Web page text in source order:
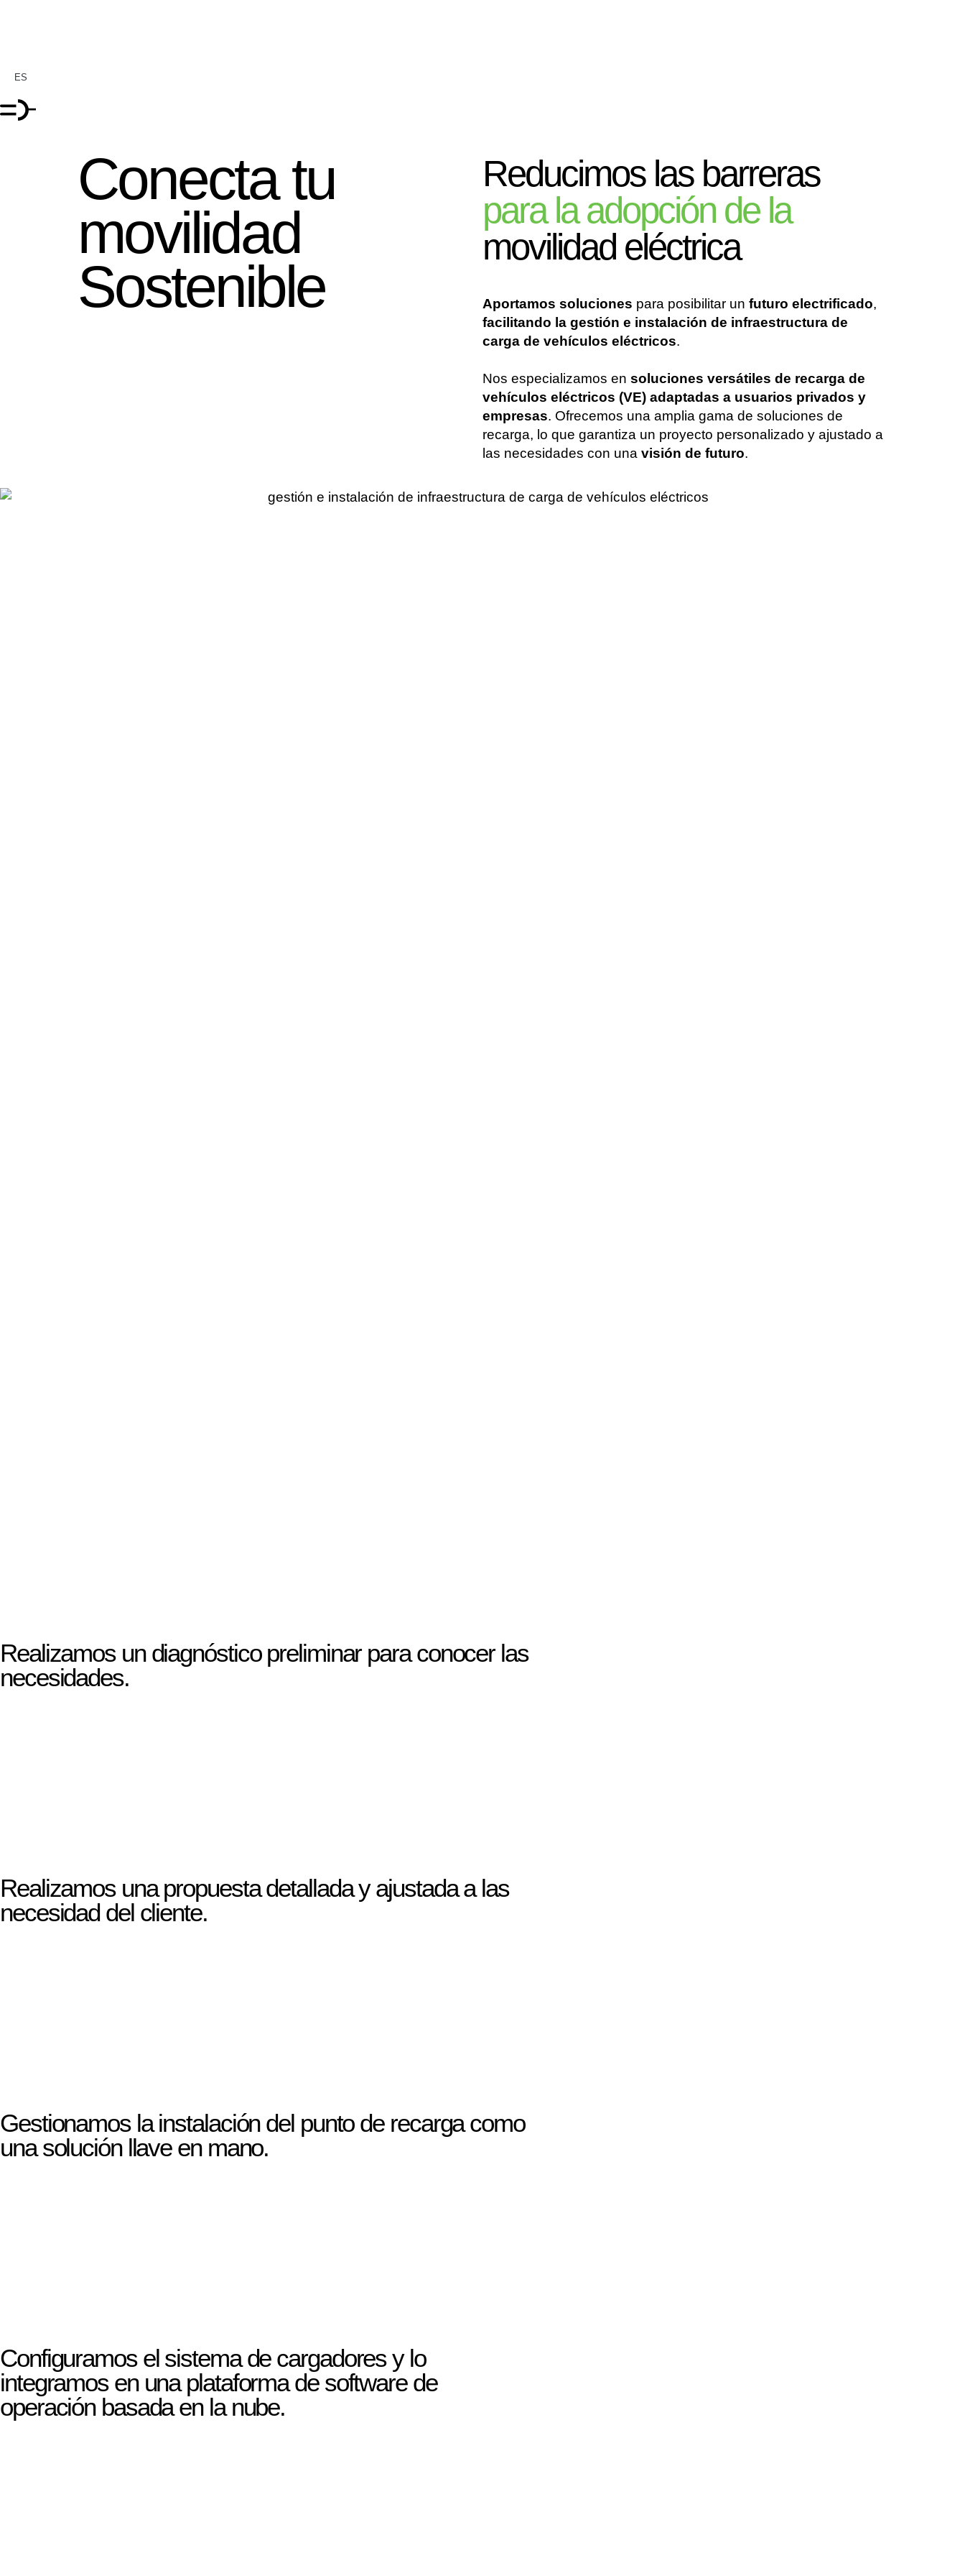
ES
Conecta tu
movilidad
Sostenible
Reducimos las barreras
para la adopción de la
movilidad eléctrica
Aportamos soluciones para posibilitar un futuro electrificado,
facilitando la gestión e instalación de infraestructura de
carga de vehículos eléctricos.
Nos especializamos en soluciones versátiles de recarga de
vehículos eléctricos (VE) adaptadas a usuarios privados y
empresas. Ofrecemos una amplia gama de soluciones de
recarga, lo que garantiza un proyecto personalizado y ajustado a
las necesidades con una visión de futuro.
Realizamos un diagnóstico preliminar para conocer las
necesidades.
Realizamos una propuesta detallada y ajustada a las
necesidad del cliente.
Gestionamos la instalación del punto de recarga como
una solución llave en mano.
Configuramos el sistema de cargadores y lo
integramos en una plataforma de software de
operación basada en la nube.